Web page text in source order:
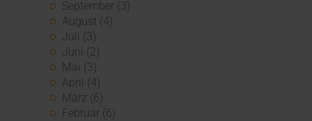
September (3)
August (4)
Juli (3)
Juni (2)
Mai (3)
April (4)
März (6)
Februar (6)